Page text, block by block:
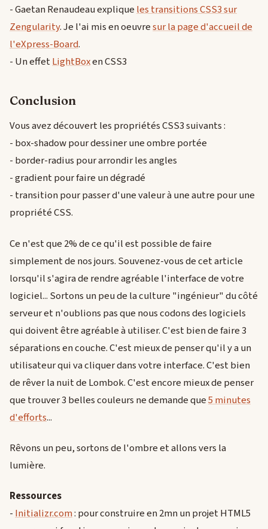
- Gaetan Renaudeau expliqueles transitions CSS3 sur
Zengularity. Je l'ai mis en oeuvresur la page d'accueil de
l'eXpress-Board.
- Un effetLightBoxen CSS3
Conclusion
Vous avez découvert les propriétés CSS3 suivants :
- box-shadow pour dessiner une ombre portée
- border-radius pour arrondir les angles
- gradient pour faire un dégradé
- transition pour passer d'une valeur à une autre pour une
propriété CSS.
Ce n'est que 2% de ce qu'il est possible de faire
simplement de nos jours. Souvenez-vous de cet article
lorsqu'il s'agira de rendre agréable l'interface de votre
logiciel... Sortons un peu de la culture "ingénieur" du côté
serveur et n'oublions pas que nous codons des logiciels
qui doivent être agréable à utiliser. C'est bien de faire 3
séparations en couche. C'est mieux de penser qu'il y a un
utilisateur qui va cliquer dans votre interface. C'est bien
de rêver la nuit de Lombok. C'est encore mieux de penser
que trouver 3 belles couleurs ne demande que5 minutes
d'efforts...
Rêvons un peu, sortons de l'ombre et allons vers la
lumière.
Ressources
-Initializr.com: pour construire en 2mn un projet HTML5